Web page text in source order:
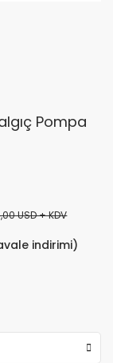
Pompa
USD + KDV
indirimi)